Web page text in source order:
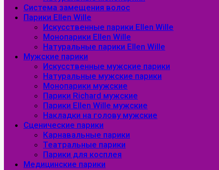
Система замещения волос
Парики Ellen Wille
Искусственные парики Ellen Wille
Монопарики Ellen Wille
Натуральные парики Ellen Wille
Мужские парики
Искусственные мужские парики
Натуральные мужские парики
Монопарики мужские
Парики Richard мужские
Парики Ellen Wille мужские
Накладки на голову мужские
Сценические парики
Карнавальные парики
Театральные парики
Парики для косплея
Медицинские парики